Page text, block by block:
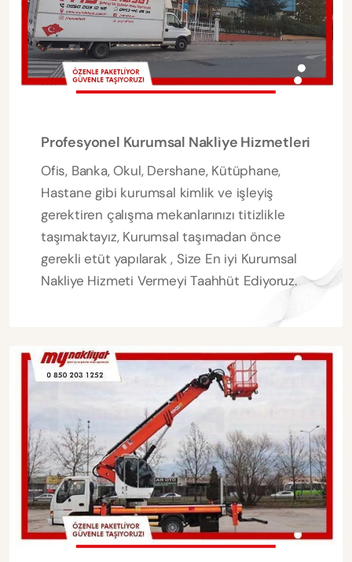
Profesyonel Kurumsal Nakliye Hizmetleri
Ofis, Banka, Okul, Dershane, Kütüphane,
Hastane gibi kurumsal kimlik ve işleyiş
gerektiren çalışma mekanlarınızı titizlikle
taşımaktayız, Kurumsal taşımadan önce
gerekli etüt yapılarak , Size En iyi Kurumsal
Nakliye Hizmeti Vermeyi Taahhüt Ediyoruz.